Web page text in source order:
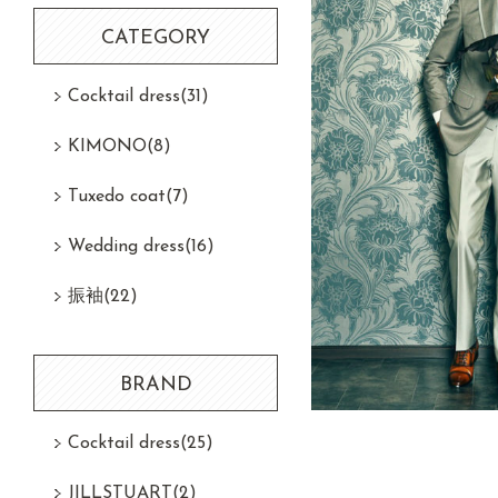
CATEGORY
Cocktail dress(31)
KIMONO(8)
Tuxedo coat(7)
Wedding dress(16)
振袖(22)
BRAND
Cocktail dress(25)
JILLSTUART (2)